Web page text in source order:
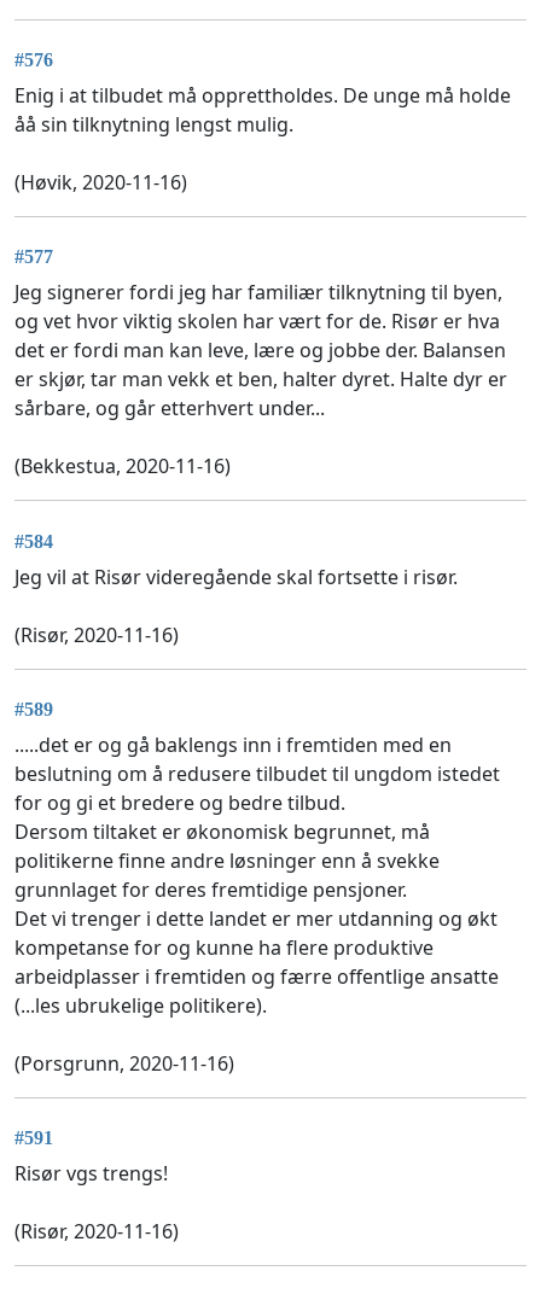
#576
Enig i at tilbudet må opprettholdes. De unge må holde
åå sin tilknytning lengst mulig.
(Høvik, 2020-11-16)
#577
Jeg signerer fordi jeg har familiær tilknytning til byen,
og vet hvor viktig skolen har vært for de. Risør er hva
det er fordi man kan leve, lære og jobbe der. Balansen
er skjør, tar man vekk et ben, halter dyret. Halte dyr er
sårbare, og går etterhvert under...
(Bekkestua, 2020-11-16)
#584
Jeg vil at Risør videregående skal fortsette i risør.
(Risør, 2020-11-16)
#589
.....det er og gå baklengs inn i fremtiden med en
beslutning om å redusere tilbudet til ungdom istedet
for og gi et bredere og bedre tilbud.
Dersom tiltaket er økonomisk begrunnet, må
politikerne finne andre løsninger enn å svekke
grunnlaget for deres fremtidige pensjoner.
Det vi trenger i dette landet er mer utdanning og økt
kompetanse for og kunne ha flere produktive
arbeidplasser i fremtiden og færre offentlige ansatte
(...les ubrukelige politikere).
(Porsgrunn, 2020-11-16)
#591
Risør vgs trengs!
(Risør, 2020-11-16)